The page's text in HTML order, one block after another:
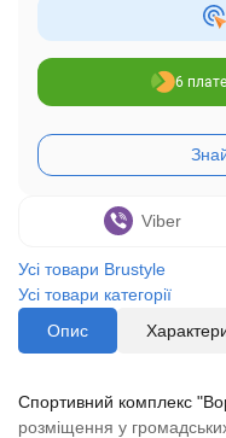
6
Viber
Усі товари Brustyle
Усі товари категорії
Опис
Спортивний комплекс
розміщення у